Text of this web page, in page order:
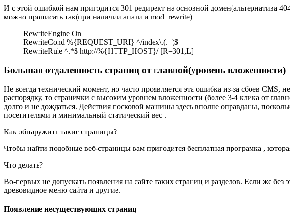
И с этой ошибкой нам пригодится 301 редирект на основной домен(альтернатива
можно прописать так(при наличии апачи и mod_rewrite)
RewriteEngine On
RewriteCond %{REQUEST_URI} ^/index\.(.+)$
RewriteRule ^.*$ http://%{HTTP_HOST}/ [R=301,L]
Большая отдаленность страниц от главной(уровень вложенности)
Не всегда технический момент, но часто проявляется эта ошибка из-за сбоев
распорядку, то странички с высоким уровнем вложенности (более 3-4 клика от
долго и не дождаться. Действия посковой машины здесь вполне оправданы,
посетителями и минимальный статический вес .
Как обнаружить такие страницы?
Чтобы найти подобные веб-страницы вам пригодится бесплатная програмка ,
Что делать?
Во-первых не допускать появления на сайте таких страниц и разделов. Если же
древовидное меню сайта и другие.
Появление несуществующих страниц